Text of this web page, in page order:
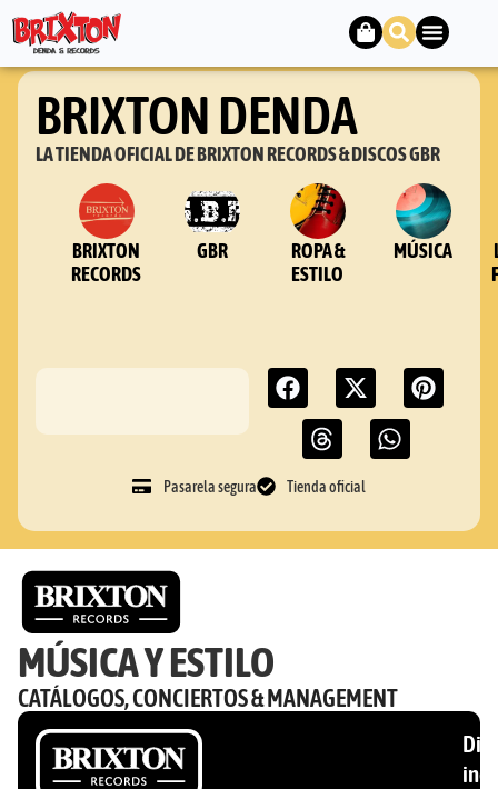
BRIXTON DENDA
LA TIENDA OFICIAL DE BRIXTON RECORDS & DISCOS GBR
BRIXTON
RECORDS
GBR
ROPA &
ESTILO
MÚSICA
Pasarela segura Tienda oficial
MÚSICA Y ESTILO
CATÁLOGOS, CONCIERTOS & MANAGEMENT